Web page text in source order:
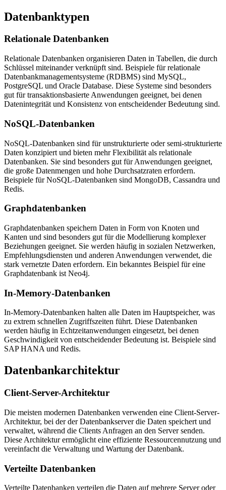
Datenbanktypen
Relationale Datenbanken
Relationale Datenbanken organisieren Daten in Tabellen, die durch
Schlüssel miteinander verknüpft sind. Beispiele für relationale
Datenbankmanagementsysteme (RDBMS) sind MySQL,
PostgreSQL und Oracle Database. Diese Systeme sind besonders
gut für transaktionsbasierte Anwendungen geeignet, bei denen
Datenintegrität und Konsistenz von entscheidender Bedeutung sind.
NoSQL-Datenbanken
NoSQL-Datenbanken sind für unstrukturierte oder semi-strukturierte
Daten konzipiert und bieten mehr Flexibilität als relationale
Datenbanken. Sie sind besonders gut für Anwendungen geeignet,
die große Datenmengen und hohe Durchsatzraten erfordern.
Beispiele für NoSQL-Datenbanken sind MongoDB, Cassandra und
Redis.
Graphdatenbanken
Graphdatenbanken speichern Daten in Form von Knoten und
Kanten und sind besonders gut für die Modellierung komplexer
Beziehungen geeignet. Sie werden häufig in sozialen Netzwerken,
Empfehlungsdiensten und anderen Anwendungen verwendet, die
stark vernetzte Daten erfordern. Ein bekanntes Beispiel für eine
Graphdatenbank ist Neo4j.
In-Memory-Datenbanken
In-Memory-Datenbanken halten alle Daten im Hauptspeicher, was
zu extrem schnellen Zugriffszeiten führt. Diese Datenbanken
werden häufig in Echtzeitanwendungen eingesetzt, bei denen
Geschwindigkeit von entscheidender Bedeutung ist. Beispiele sind
SAP HANA und Redis.
Datenbankarchitektur
Client-Server-Architektur
Die meisten modernen Datenbanken verwenden eine Client-Server-
Architektur, bei der der Datenbankserver die Daten speichert und
verwaltet, während die Clients Anfragen an den Server senden.
Diese Architektur ermöglicht eine effiziente Ressourcennutzung und
vereinfacht die Verwaltung und Wartung der Datenbank.
Verteilte Datenbanken
Verteilte Datenbanken verteilen die Daten auf mehrere Server oder